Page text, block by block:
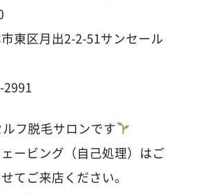
東区月出2-2-51サンセール
フ脱毛サロンです
ービング（自己処理）はご
てご来店ください。